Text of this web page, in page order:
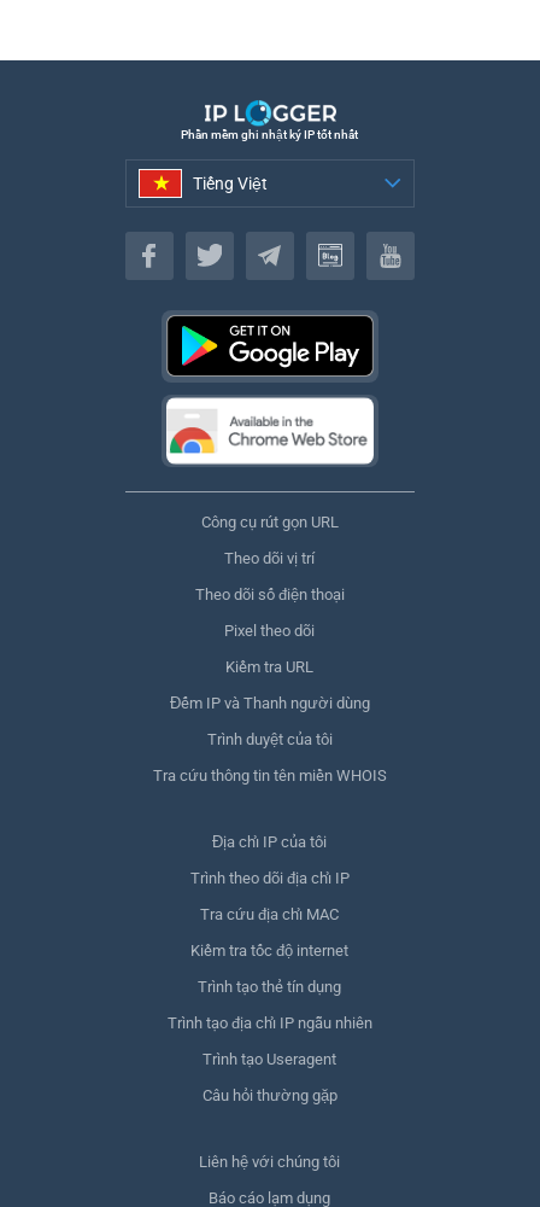
Phần mềm ghi nhật ký IP tốt nhất
Tiếng Việt
Tiếng Việt
Công cụ rút gọn URL
Theo dõi vị trí
Theo dõi số điện thoại
Pixel theo dõi
Kiểm tra URL
Đếm IP và Thanh người dùng
Trình duyệt của tôi
Tra cứu thông tin tên miền WHOIS
Địa chỉ IP của tôi
Trình theo dõi địa chỉ IP
Tra cứu địa chỉ MAC
Kiểm tra tốc độ internet
Trình tạo thẻ tín dụng
Trình tạo địa chỉ IP ngẫu nhiên
Trình tạo Useragent
Câu hỏi thường gặp
Liên hệ với chúng tôi
Báo cáo lạm dụng